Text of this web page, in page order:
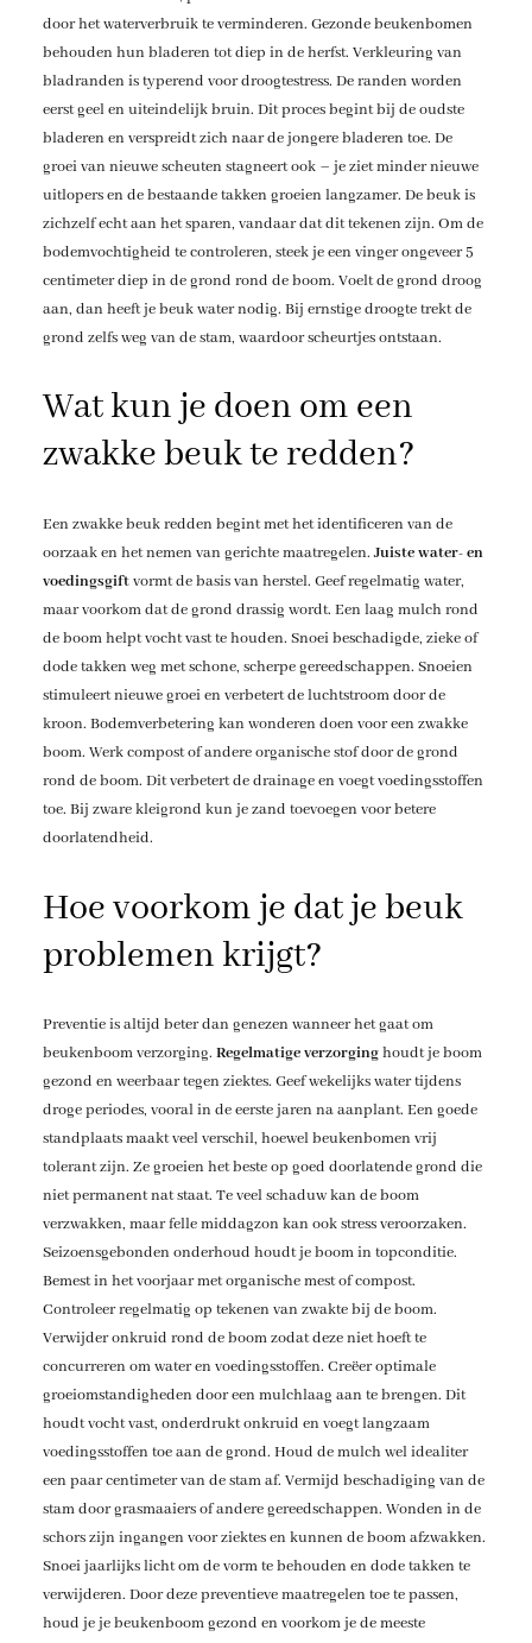
door het waterverbruik te verminderen. Gezonde beukenbomen
behouden hun bladeren tot diep in de herfst. Verkleuring van
bladranden is typerend voor droogtestress. De randen worden
eerst geel en uiteindelijk bruin. Dit proces begint bij de oudste
bladeren en verspreidt zich naar de jongere bladeren toe. De
groei van nieuwe scheuten stagneert ook – je ziet minder nieuwe
uitlopers en de bestaande takken groeien langzamer. De beuk is
zichzelf echt aan het sparen, vandaar dat dit tekenen zijn. Om de
bodemvochtigheid te controleren, steek je een vinger ongeveer 5
centimeter diep in de grond rond de boom. Voelt de grond droog
aan, dan heeft je beuk water nodig. Bij ernstige droogte trekt de
grond zelfs weg van de stam, waardoor scheurtjes ontstaan.
Wat kun je doen om een
zwakke beuk te redden?
Een zwakke beuk redden begint met het identificeren van de
oorzaak en het nemen van gerichte maatregelen.Juiste water- en
voedingsgiftvormt de basis van herstel. Geef regelmatig water,
maar voorkom dat de grond drassig wordt. Een laag mulch rond
de boom helpt vocht vast te houden. Snoei beschadigde, zieke of
dode takken weg met schone, scherpe gereedschappen. Snoeien
stimuleert nieuwe groei en verbetert de luchtstroom door de
kroon. Bodemverbetering kan wonderen doen voor een zwakke
boom. Werk compost of andere organische stof door de grond
rond de boom. Dit verbetert de drainage en voegt voedingsstoffen
toe. Bij zware kleigrond kun je zand toevoegen voor betere
doorlatendheid.
Hoe voorkom je dat je beuk
problemen krijgt?
Preventie is altijd beter dan genezen wanneer het gaat om
beukenboom verzorging. Regelmatige verzorginghoudt je boom
gezond en weerbaar tegen ziektes. Geef wekelijks water tijdens
droge periodes, vooral in de eerste jaren na aanplant. Een goede
standplaats maakt veel verschil, hoewel beukenbomen vrij
tolerant zijn. Ze groeien het beste op goed doorlatende grond die
niet permanent nat staat. Te veel schaduw kan de boom
verzwakken, maar felle middagzon kan ook stress veroorzaken.
Seizoensgebonden onderhoud houdt je boom in topconditie.
Bemest in het voorjaar met organische mest of compost.
Controleer regelmatig op tekenen van zwakte bij de boom.
Verwijder onkruid rond de boom zodat deze niet hoeft te
concurreren om water en voedingsstoffen. Creëer optimale
groeiomstandigheden door een mulchlaag aan te brengen. Dit
houdt vocht vast, onderdrukt onkruid en voegt langzaam
voedingsstoffen toe aan de grond. Houd de mulch wel idealiter
een paar centimeter van de stam af. Vermijd beschadiging van de
stam door grasmaaiers of andere gereedschappen. Wonden in de
schors zijn ingangen voor ziektes en kunnen de boom afzwakken.
Snoei jaarlijks licht om de vorm te behouden en dode takken te
verwijderen. Door deze preventieve maatregelen toe te passen,
houd je je beukenboom gezond en voorkom je de meeste